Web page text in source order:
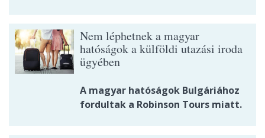
Nem léphetnek a magyar
hatóságok a külföldi utazási iroda
ügyében
A magyar hatóságok Bulgáriához
fordultak a Robinson Tours miatt.